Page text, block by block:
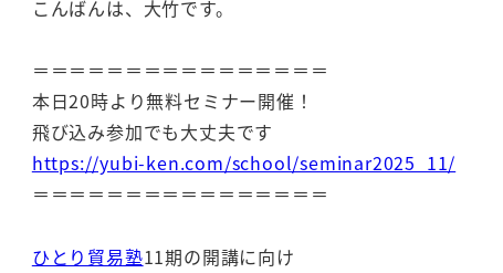
こんばんは、大竹です。
＝＝＝＝＝＝＝＝＝＝＝＝＝＝＝＝
本日20時より無料セミナー開催！
飛び込み参加でも大丈夫です
https://yubi-ken.com/school/seminar2025_11/
＝＝＝＝＝＝＝＝＝＝＝＝＝＝＝＝
ひとり貿易塾11期の開講に向け